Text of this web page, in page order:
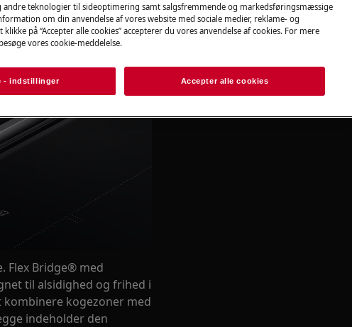
Flex Bridge® med
til alsidighed og frihed i
kogezoner med
indeholder den
andre teknologier til sideoptimering samt salgsfremmende og markedsføringsmæssige
om din anvendelse af vores website med sociale medier, reklame- og
klikke på “Accepter alle cookies” accepterer du vores anvendelse af cookies. For mere
vores cookie-meddelelse.
- indstillinger Accepter alle cookies